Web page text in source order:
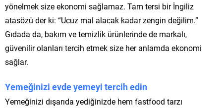
yönelmek size ekonomi sağlamaz. Tam tersi bir İngiliz
atasözü der ki: “Ucuz mal alacak kadar zengin değilim.”
Gıdada da, bakım ve temizlik ürünlerinde de markalı,
güvenilir olanları tercih etmek size her anlamda ekonomi
sağlar.
Yemeğinizi evde yemeyi tercih edin
Yemeğinizi dışarıda yediğinizde hem fastfood tarzı